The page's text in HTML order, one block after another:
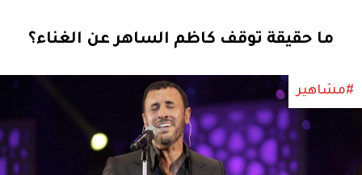
ما حقيقة توقف كاظم الساهر عن الغناء؟
#مشاهير